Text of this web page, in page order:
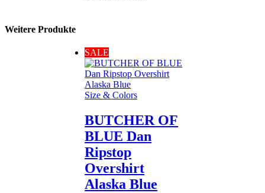
Weitere Produkte
SALE
Size & Colors
BUTCHER OF
BLUE Dan
Ripstop
Overshirt
Alaska Blue